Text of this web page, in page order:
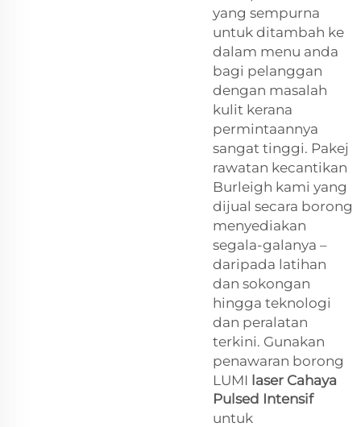
yang sempurna
untuk ditambah ke
dalam menu anda
bagi pelanggan
dengan masalah
kulit kerana
permintaannya
sangat tinggi. Pakej
rawatan kecantikan
Burleigh kami yang
dijual secara borong
menyediakan
segala-galanya –
daripada latihan
dan sokongan
hingga teknologi
dan peralatan
terkini. Gunakan
penawaran borong
LUMI laser Cahaya
Pulsed Intensif
untuk